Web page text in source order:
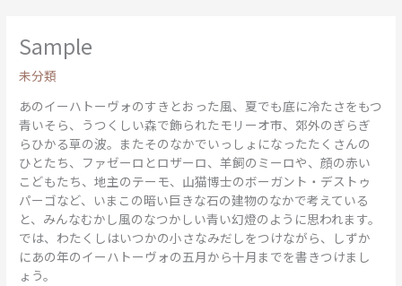
Sample
未分類
あのイーハトーヴォのすきとおった風、夏でも底に冷たさをもつ
青いそら、うつくしい森で飾られたモリーオ市、郊外のぎらぎ
らひかる草の波。またそのなかでいっしょになったたくさんの
ひとたち、ファゼーロとロザーロ、羊飼のミーロや、顔の赤い
こどもたち、地主のテーモ、山猫博士のボーガント・デストゥ
パーゴなど、いまこの暗い巨きな石の建物のなかで考えている
と、みんなむかし風のなつかしい青い幻燈のように思われます。
では、わたくしはいつかの小さなみだしをつけながら、しずか
にあの年のイーハトーヴォの五月から十月までを書きつけまし
ょう。